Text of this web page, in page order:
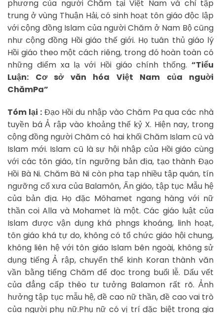
phương của người Chăm tại Việt Nam và chỉ tập
trung ở vùng Thuận Hải, có sinh hoạt tôn giáo độc lập
với cộng đồng Islam của người Chăm ở Nam Bộ cũng
như cộng đồng Hồi giáo thế giới. Họ tuân thủ giáo lý
Hồi giáo theo một cách riêng, trong đó hoàn toàn có
những điểm xa lạ với Hồi giáo chính thống. “Tiểu
Luận: Cơ sở văn hóa Việt Nam của nguời
ChămPa”
Tóm lại :Đạo Hồi du nhập vào Chăm Pa qua các nhà
tuyền bá Ả rập vào khoảng thế kỷ X. Hiện nay, trong
cộng đồng người Chăm có hai khối Chăm Islam cũ và
Islam mới. Islam cũ là sự hội nhập của Hồi giáo cùng
với các tôn giáo, tín ngưỡng bản địa, tạo thành Đạo
Hồi Bà Ni. Chăm Bà Ni còn pha tạp nhiều tập quán, tín
ngưỡng cổ xưa của Balamôn, Ấn giáo, tập tục Mẫu hệ
của bản địa. Họ đặc Môhamet ngang hàng với nữ
thần coi Alla và Mohamet là một. Các giáo luật của
Islam được vận dụng khá phngs khoáng, linh hoạt,
tôn giáo khá tự do, không có tổ chức giáo hội chung,
không liên hệ với tôn giáo Islam bên ngoài, không sử
dụng tiếng Ả rập, chuyển thể kinh Koran thành văn
vần bằng tiếng Chăm để đọc trong buổi lễ. Dấu vết
của đẳng cấp thêo tư tưởng Balamon rất rõ. Ảnh
hưởng tập tục mẫu hệ, đề cao nữ thần, đề cao vai trò
của người phụ nữ.Phụ nữ có vị trí đặc biệt trong gia